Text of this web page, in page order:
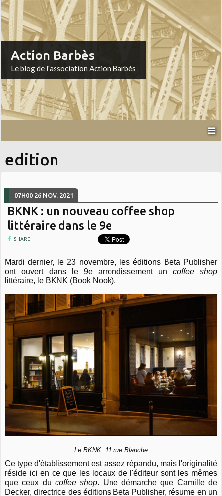
Action Barbès
Le blog de l'association Action Barbès
edition
07H00 26 NOV. 2021
BKNK : un nouveau coffee shop
littéraire dans le 9e
SHARE
Mardi dernier, le 23 novembre, les éditions Beta Publisher
ont ouvert dans le 9e arrondissement un coffee shop
littéraire, le BKNK (Book Nook).
Le BKNK, 11 rue Blanche
Ce type d'établissement est assez répandu, mais l'originalité
réside ici en ce que les locaux de l'éditeur sont les mêmes
que ceux ducoffee shop. Une démarche que Camille de
Decker, directrice des éditions Beta Publisher, résume en un